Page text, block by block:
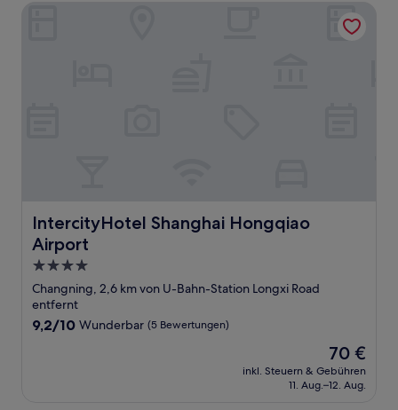
IntercityHotel Shanghai Hongqiao
Airport
IntercityHotel Shanghai Hongqiao Airport
4.0-
Sterne-
Unterkunft
Changning, 2,6 km von U-Bahn-Station Longxi Road
entfernt
9.2
9,2/10 Wunderbar (5 Bewertungen)
Der
Preis
beträgt
70 €
inkl. Steuern & Gebühren
11. Aug.–12. Aug.